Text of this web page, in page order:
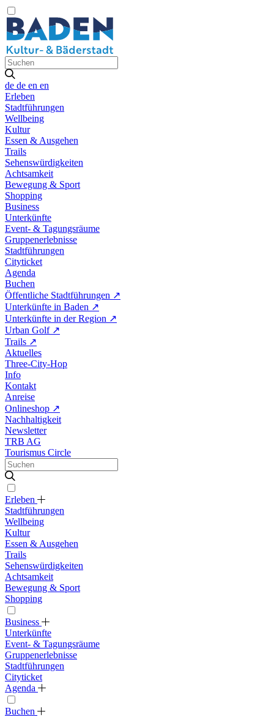
de de en en
Erleben
Stadtführungen
Wellbeing
Kultur
Essen & Ausgehen
Trails
Sehenswürdigkeiten
Achtsamkeit
Bewegung & Sport
Shopping
Business
Unterkünfte
Event- & Tagungsräume
Gruppenerlebnisse
Stadtführungen
Cityticket
Agenda
Buchen
Öffentliche Stadtführungen ↗
Unterkünfte in Baden ↗
Unterkünfte in der Region ↗
Urban Golf ↗
Trails ↗
Aktuelles
Three-City-Hop
Info
Kontakt
Anreise
Onlineshop ↗
Nachhaltigkeit
Newsletter
TRB AG
Tourismus Circle
Erleben
Stadtführungen
Wellbeing
Kultur
Essen & Ausgehen
Trails
Sehenswürdigkeiten
Achtsamkeit
Bewegung & Sport
Shopping
Business
Unterkünfte
Event- & Tagungsräume
Gruppenerlebnisse
Stadtführungen
Cityticket
Agenda
Buchen